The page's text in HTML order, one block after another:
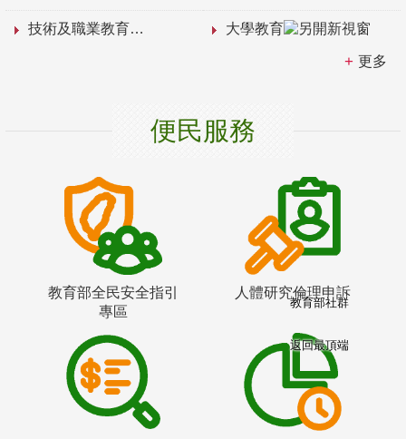
技術及職業教育 大學教育
更多
便民服務
教育部全民安全指引
專區
人體研究倫理申訴
教育部社群
返回最頂端